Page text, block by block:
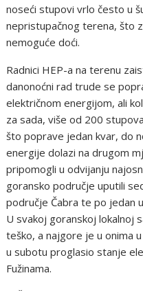
noseći stupovi vrlo često u
nepristupačnog terena, što
nemoguće doći.
Radnici HEP-a na terenu
danonoćni rad trude se
električnom energijom, ali
za sada, više od 200
što poprave jedan kvar, do
energije dolazi na drugom
pripomogli u odvijanju
goransko područje uputili
područje Čabra te po jedan
U svakoj goranskoj lokalnoj
teško, a najgore je u onima
u subotu proglasio stanje
Fužinama.